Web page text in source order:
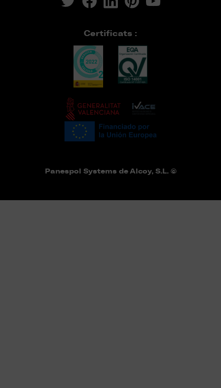
Certificats :
Panespol Systems de Alcoy, S.L. ©